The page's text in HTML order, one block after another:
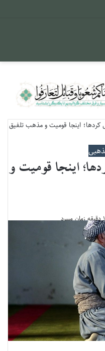
اینجا قومیت و مذهب تلفیق
اینجا قومیت و